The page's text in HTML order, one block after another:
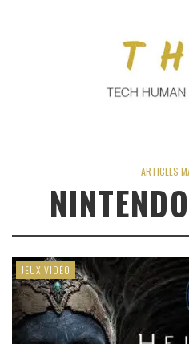
ARTICLES
JEUX VIDÉO